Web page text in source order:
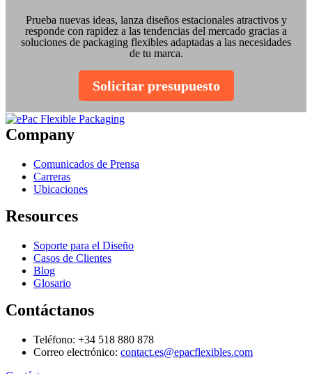
Prueba nuevas ideas, lanza diseños estacionales atractivos y
responde con rapidez a las tendencias del mercado gracias a
soluciones de packaging flexibles adaptadas a las necesidades
de tu marca.
Solicitar presupuesto
Company
Comunicados de Prensa
Carreras
Ubicaciones
Resources
Soporte para el Diseño
Casos de Clientes
Blog
Glosario
Contáctanos
Teléfono: +34 518 880 878
Correo electrónico: contact.es@epacflexibles.com